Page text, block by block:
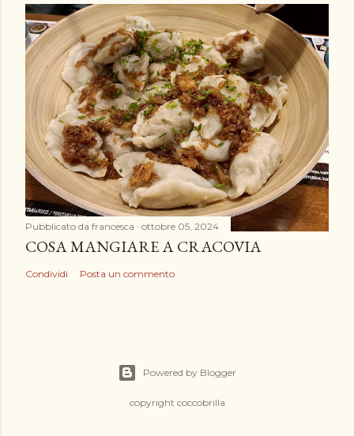
Pubblicato da francesca ottobre 05, 2024
COSA MANGIARE A CRACOVIA
Condividi Posta un commento
Powered by Blogger
copyright coccobrilla